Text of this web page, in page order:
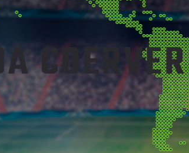
COERVER